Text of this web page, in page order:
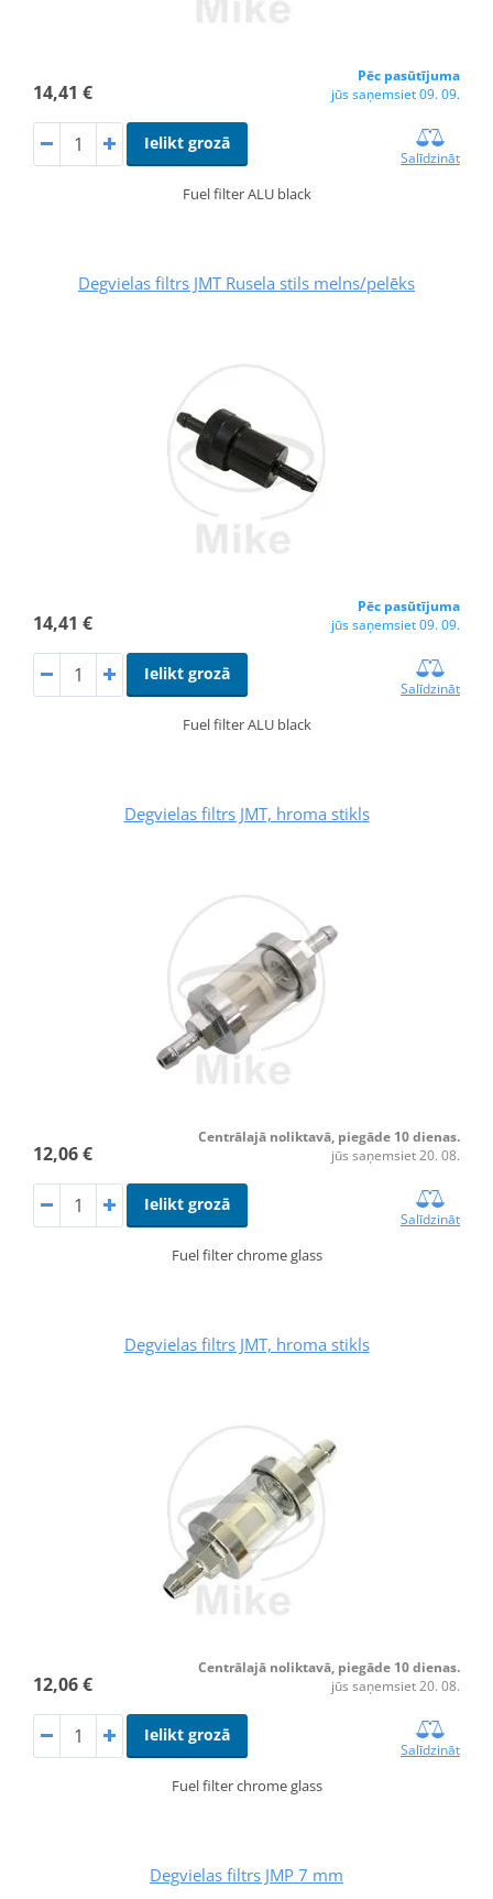
14,41 €
Pēc pasūtījuma
jūs saņemsiet 09. 09.
Ielikt grozā
Salīdzināt
Fuel filter ALU black
Degvielas filtrs JMT Rusela stils melns/pelēks
14,41 €
Pēc pasūtījuma
jūs saņemsiet 09. 09.
Ielikt grozā
Salīdzināt
Fuel filter ALU black
Degvielas filtrs JMT, hroma stikls
12,06 €
Centrālajā noliktavā, piegāde 10 dienas.
jūs saņemsiet 20. 08.
Ielikt grozā
Salīdzināt
Fuel filter chrome glass
Degvielas filtrs JMT, hroma stikls
12,06 €
Centrālajā noliktavā, piegāde 10 dienas.
jūs saņemsiet 20. 08.
Ielikt grozā
Salīdzināt
Fuel filter chrome glass
Degvielas filtrs JMP 7 mm